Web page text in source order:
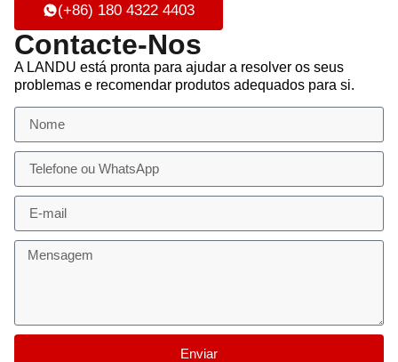
(+86) 180 4322 4403
Contacte-Nos
A LANDU está pronta para ajudar a resolver os seus
problemas e recomendar produtos adequados para si.
Enviar